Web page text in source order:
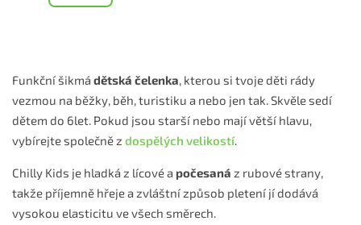
Funkční šikmá dětská čelenka, kterou si tvoje děti rády
vezmou na běžky, běh, turistiku a nebo jen tak. Skvěle sedí
dětem do 6let. Pokud jsou starší nebo mají větší hlavu,
vybírejte společně z dospělých velikostí.
Chilly Kids je hladká z lícové a počesaná z rubové strany,
takže příjemně hřeje a zvláštní způsob pletení jí dodává
vysokou elasticitu ve všech směrech.